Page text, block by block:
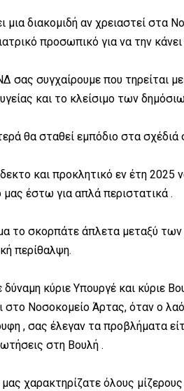
μια διακομιδή αν χρειαστεί
προσωπικό για να την κάνει
σας συγχαίρουμε που τηρείται
και το κλείσιμο των
θα σταθεί εμπόδιο στα σχέδιά
και προκλητικό εν έτη
μας έστω για απλά περιστατικά .
το σκορπάτε άπλετα μεταξύ
περίθαλψη.
δύναμη κύριε Υπουργέ και κύριε
στο Νοσοκομείο Άρτας, όταν ο
, σας έλεγαν τα προβλήματα
στη Βουλή .
χαρακτηρίζατε όλους